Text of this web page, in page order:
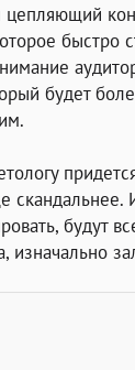
быстро
будет
будут
изначально